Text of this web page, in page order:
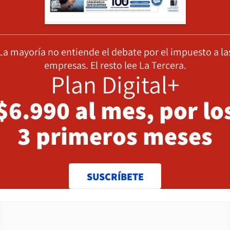
mayoría no entiende el debate por el impuesto a
empresas. El resto lee La Tercera.
Plan Digital+
al mes, por
3 primeros meses
SUSCRÍBETE